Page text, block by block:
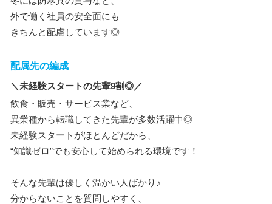
外で働く社員の安全面にも
きちんと配慮しています◎
配属先の編成
＼未経験スタートの先輩9割◎／
飲食・販売・サービス業など、
異業種から転職してきた先輩が多数活躍中◎
未経験スタートがほとんどだから、
“知識ゼロ”でも安心して始められる環境です！
そんな先輩は優しく温かい人ばかり♪
分からないことを質問しやすく、